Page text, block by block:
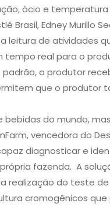
ócio e temperatura
Brasil, Edney Murillo
leitura de atividades
tempo real para o
o produtor
que o produtor
do mundo,
vencedora do
diagnosticar e
fazenda. A
realização do teste
cromogênicos